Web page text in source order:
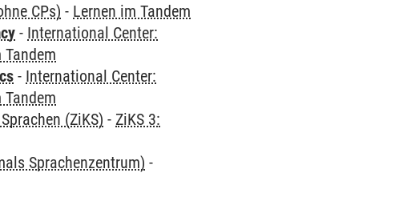
CPs) - Lernen im Tandem
- International Center:
Tandem
- International Center:
Tandem
(ZiKS) - ZiKS 3:
Sprachenzentrum) -